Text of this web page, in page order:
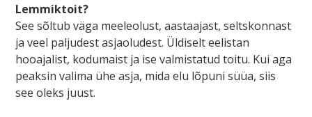
Lemmiktoit?
See sõltub väga meeleolust, aastaajast, seltskonnast
ja veel paljudest asjaoludest. Üldiselt eelistan
hooajalist, kodumaist ja ise valmistatud toitu. Kui aga
peaksin valima ühe asja, mida elu lõpuni süüa, siis
see oleks juust.